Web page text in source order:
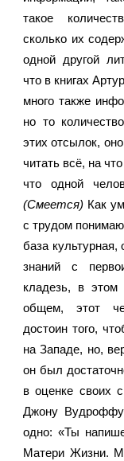
такое
сколько их
одной другой
что в книгах
много также
но то
этих отсылок,
читать всё, на
(Смеется) Как
с трудом
база культурная,
знаний с
кладезь, в
общем, этот
достоин того,
на Западе, но,
он был
в оценке своих
Джону
одно: «Ты
Матери Жизни.